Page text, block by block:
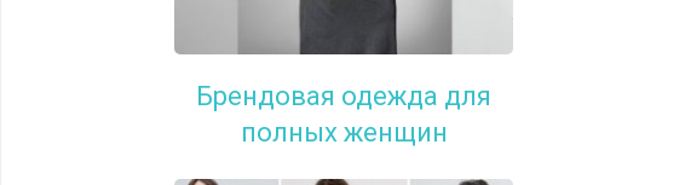
Брендовая одежда для
полных женщин